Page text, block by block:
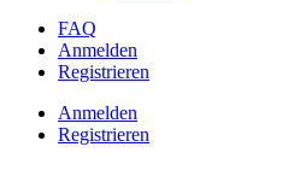
FAQ
Anmelden
Registrieren
Anmelden
Registrieren